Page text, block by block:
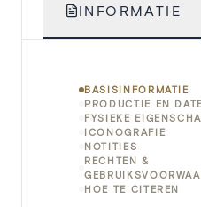
INFORMATIE
BASISINFORMATIE
PRODUCTIE EN
FYSIEKE
ICONOGRAFIE
NOTITIES
RECHTEN &
HOE TE CITEREN